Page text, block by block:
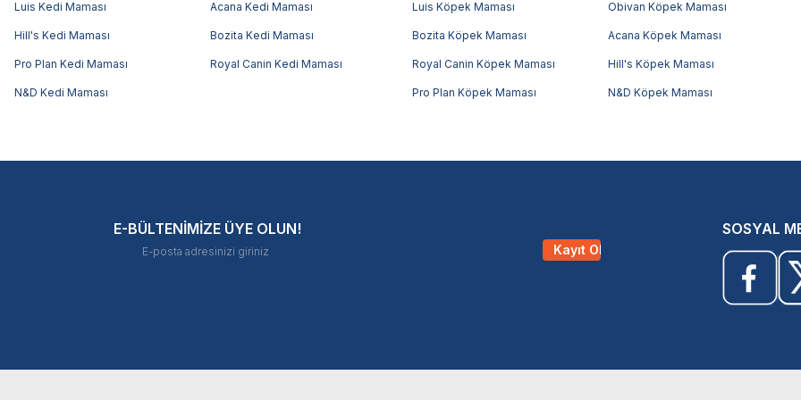
Luis Kedi Maması Acana Kedi Maması
Hill's Kedi Maması Bozita Kedi Maması
Pro Plan Kedi Maması Royal Canin Kedi Maması
N&D Kedi Maması
Luis Köpek Maması Obivan Köpek Maması
Bozita Köpek Maması Acana Köpek Maması
Royal Canin Köpek Maması Hill's Köpek Maması
Pro Plan Köpek Maması N&D Köpek Maması
E-BÜLTENİMİZE ÜYE OLUN!
Kayıt Ol
SOSYAL